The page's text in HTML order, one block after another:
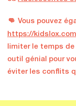
👊 Vous pouvez
https://kidslox.com
limiter le temps
outil génial pour
éviter les conflits